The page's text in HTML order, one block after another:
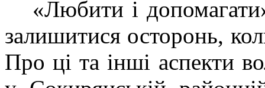
«Любити і
залишитися осторонь,
Про ці та інші аспекти